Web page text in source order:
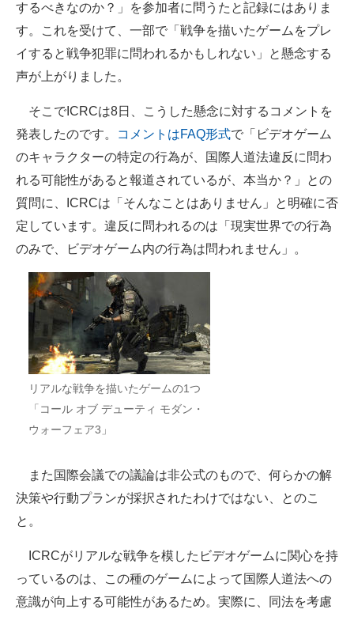
モノづくり技術者専門サイト
エレクトロニクス専門サイト
電子設計の基本と応用
エネルギーの専門メディア
建設×テクノロジーの最前線
ちょっと気になるネットの話題
するべきなのか？」を参加者に問うたと記録にはありま
す。これを受けて、一部で「戦争を描いたゲームをプレ
イすると戦争犯罪に問われるかもしれない」と懸念する
声が上がりました。
そこでICRCは8日、こうした懸念に対するコメントを
発表したのです。
コメントはFAQ形式で「ビデオゲーム
のキャラクターの特定の行為が、国際人道法違反に問わ
れる可能性があると報道されているが、本当か？」との
質問に、ICRCは「そんなことはありません」と明確に否
定しています。違反に問われるのは「現実世界での行為
のみで、ビデオゲーム内の行為は問われません」。
リアルな戦争を描いたゲームの1つ
「コール オブ デューティ モダン・
ウォーフェア3」
また国際会議での議論は非公式のもので、何らかの解
決策や行動プランが採択されたわけではない、とのこ
と。
ICRCがリアルな戦争を模したビデオゲームに関心を持
っているのは、この種のゲームによって国際人道法への
意識が向上する可能性があるため。実際に、同法を考慮